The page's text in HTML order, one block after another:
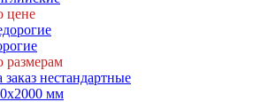
цене
размерам
заказ нестандартные
мм